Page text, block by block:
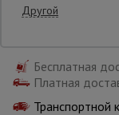
Бесплатная
Платная
Транспортной
Другой